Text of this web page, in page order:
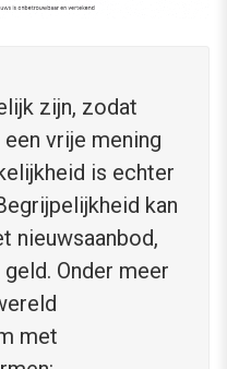
zijn, zodat
vrije mening
is echter
kan
nieuwsaanbod,
Onder meer
met